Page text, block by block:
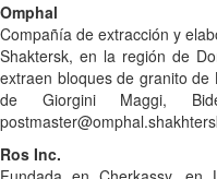
Omphal
Compañía de extracción y
Shaktersk, en la región de
extraen bloques de granito
de Giorgini Maggi,
Ros Inc.